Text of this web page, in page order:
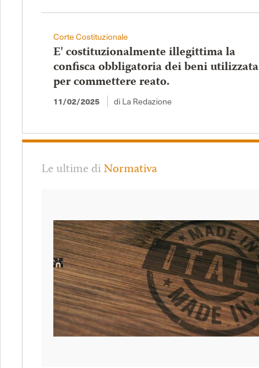
Corte Costituzionale
E' costituzionalmente illegittima la
confisca obbligatoria dei beni utilizzata
per commettere reato.
11/02/2025 di La Redazione
Le ultime diNormativa